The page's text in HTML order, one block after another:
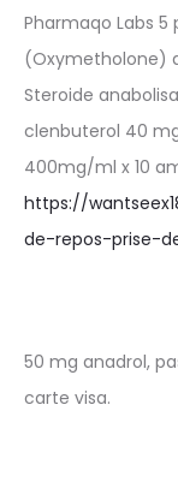
Pharmaqo Labs
(Oxymetholone)
Steroide
clenbuterol 40
400mg/ml x 10
https://
de-repos-prise-
50 mg anadrol,
carte visa.